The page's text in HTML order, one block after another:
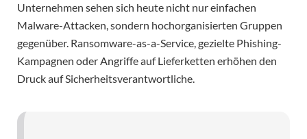
Unternehmen sehen sich heute nicht nur einfachen
Malware-Attacken, sondern hochorganisierten Gruppen
gegenüber. Ransomware-as-a-Service, gezielte Phishing-
Kampagnen oder Angriffe auf Lieferketten erhöhen den
Druck auf Sicherheitsverantwortliche.